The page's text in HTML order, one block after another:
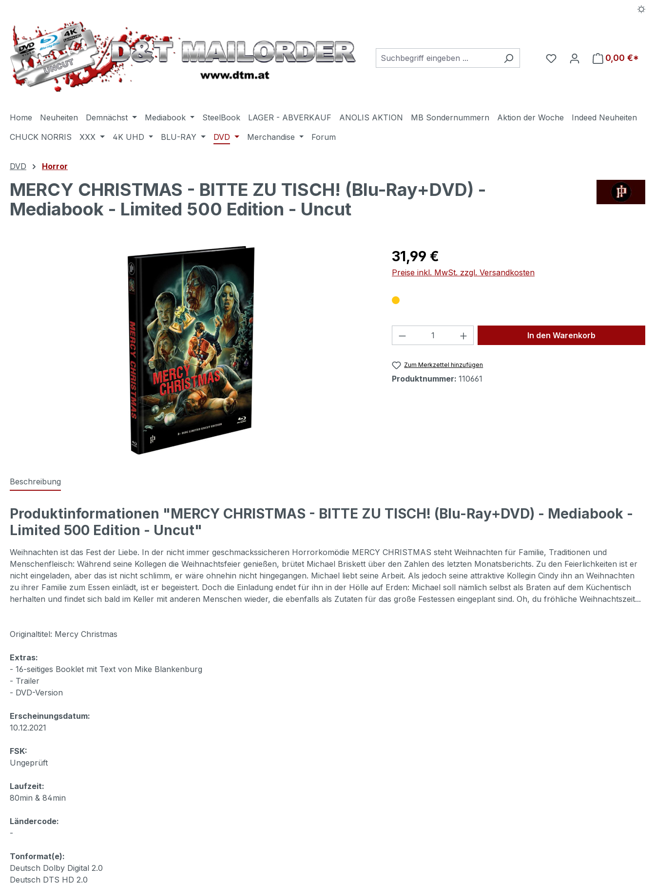
Du hast 0 Produkte auf
0,00 €*
Home Neuheiten Demnächst Mediabook SteelBook LAGER - ABVERKAUF ANOLIS AKTION MB Sondernummern Aktion der Woche
Indeed Neuheiten
CHUCK NORRIS
XXX 4K UHD BLU-RAY DVD Merchandise Forum
DVD Horror
MERCY CHRISTMAS - BITTE ZU TISCH! (Blu-Ray+DVD) -
Mediabook - Limited 500 Edition - Uncut
Regulärer Preis:
31,99 €
Preise inkl. MwSt. zzgl. Versandkosten
Produkt Anzahl: Gib den gewünschten Wert
In den Warenkorb
Zum Merkzettel hinzufügen
Produktnummer: 110661
Beschreibung
Produktinformationen "MERCY CHRISTMAS - BITTE ZU TISCH! (Blu-Ray+DVD) - Mediabook -
Limited 500 Edition - Uncut"
Weihnachten ist das Fest der Liebe. In der nicht immer geschmackssicheren Horrorkomödie MERCY CHRISTMAS steht Weihnachten für Familie, Traditionen und
Menschenfleisch: Während seine Kollegen die Weihnachtsfeier genießen, brütet Michael Briskett über den Zahlen des letzten Monatsberichts. Zu den Feierlichkeiten ist er
nicht eingeladen, aber das ist nicht schlimm, er wäre ohnehin nicht hingegangen. Michael liebt seine Arbeit. Als jedoch seine attraktive Kollegin Cindy ihn an Weihnachten
zu ihrer Familie zum Essen einlädt, ist er begeistert. Doch die Einladung endet für ihn in der Hölle auf Erden: Michael soll nämlich selbst als Braten auf dem Küchentisch
herhalten und findet sich bald im Keller mit anderen Menschen wieder, die ebenfalls als Zutaten für das große Festessen eingeplant sind. Oh, du fröhliche Weihnachtszeit...
Originaltitel: Mercy Christmas
Extras:
- 16-seitiges Booklet mit Text von Mike Blankenburg
- Trailer
- DVD-Version
Erscheinungsdatum:
10.12.2021
FSK:
Ungeprüft
Laufzeit:
80min & 84min
Ländercode:
-
Tonformat(e):
Deutsch Dolby Digital 2.0
Deutsch DTS HD 2.0